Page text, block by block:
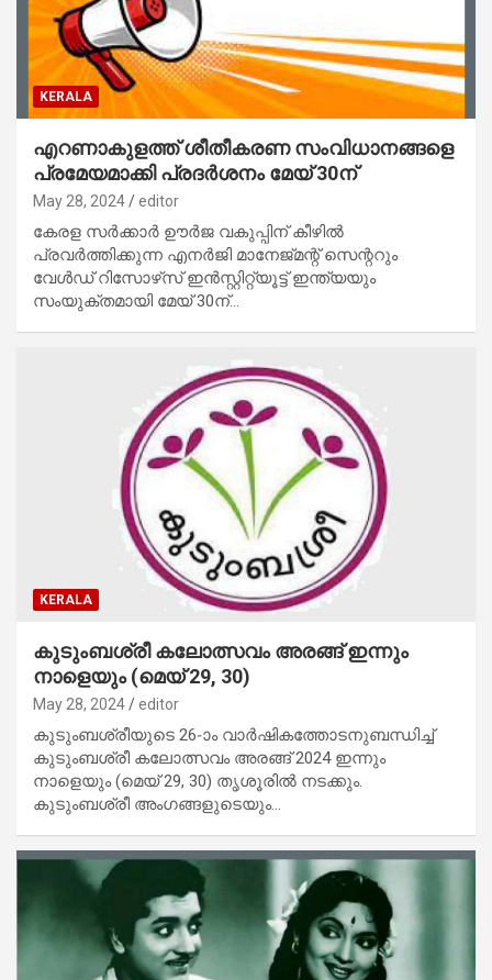
KERALA
എറണാകുളത്ത് ശീതീകരണ സംവിധാനങ്ങളെ
പ്രമേയമാക്കി പ്രദര്‍ശനം മേയ് 30ന്
May 28, 2024 editor
കേരള സര്‍ക്കാര്‍ ഊര്‍ജ വകുപ്പിന് കീഴില്‍
പ്രവര്‍ത്തിക്കുന്ന എനര്‍ജി മാനേജ്മന്റ് സെന്ററും
വേള്‍ഡ് റിസോഴ്‌സ് ഇന്‍സ്റ്റിറ്റ്യൂട്ട് ഇന്ത്യയും
സംയുക്തമായി മേയ് 30ന്…
KERALA
കുടുംബശ്രീ കലോത്സവം അരങ്ങ് ഇന്നും
നാളെയും (മെയ് 29, 30)
May 28, 2024 editor
കുടുംബശ്രീയുടെ 26-ാം വാര്‍ഷികത്തോടനുബന്ധിച്ച്
കുടുംബശ്രീ കലോത്സവം അരങ്ങ് 2024 ഇന്നും
നാളെയും (മെയ് 29, 30) തൃശൂരില്‍ നടക്കും.
കുടുംബശ്രീ അംഗങ്ങളുടെയും…